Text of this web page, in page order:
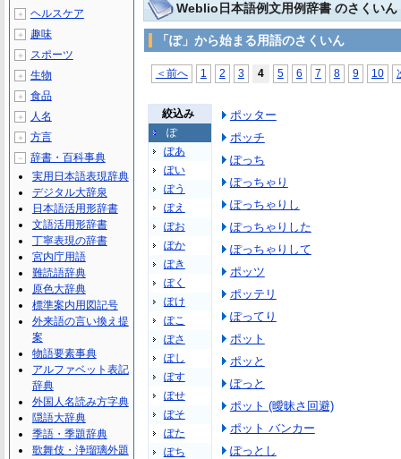
Weblio日本語例文用例辞書 のさくいん
「ぽ」から始まる用語のさくいん
＜前へ 1 2 3 4 5 6 7 8 9 10
絞込み
ぽ
ぽあ
ぽい
ぽう
ぽえ
ぽお
ぽか
ぽき
ぽく
ぽけ
ぽこ
ぽさ
ぽし
ぽす
ぽせ
ぽそ
ぽた
ぽち
ポッター
ポッチ
ぽっち
ぽっちゃり
ぽっちゃりし
ぽっちゃりした
ぽっちゃりして
ポッツ
ポッテリ
ぽってり
ポット
ポッと
ぽっと
ポット (曖昧さ回避)
ポット バンカー
ぽっとし
＋ ヘルスケア
＋ 趣味
＋ スポーツ
＋ 生物
＋ 食品
＋ 人名
＋ 方言
－
辞書・百科事典
実用日本語表現辞典
デジタル大辞泉
日本語活用形辞書
文語活用形辞書
丁寧表現の辞書
宮内庁用語
難読語辞典
原色大辞典
標準案内用図記号
外来語の言い換え提
案
物語要素事典
アルファベット表記
辞典
外国人名読み方字典
隠語大辞典
季語・季題辞典
歌舞伎・浄瑠璃外題